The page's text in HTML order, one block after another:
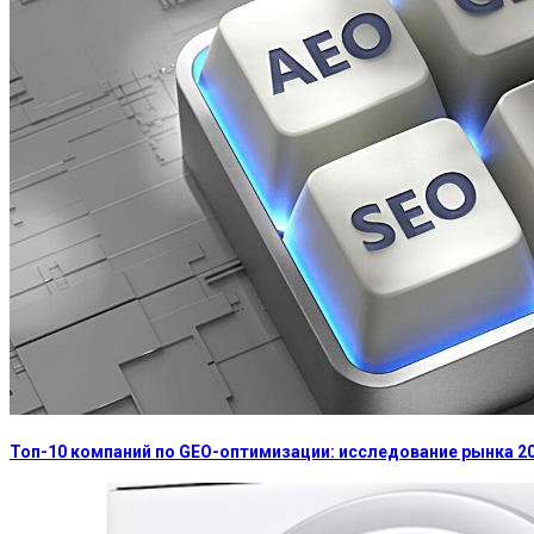
Топ-10 компаний по GEO-оптимизации: исследование рынка